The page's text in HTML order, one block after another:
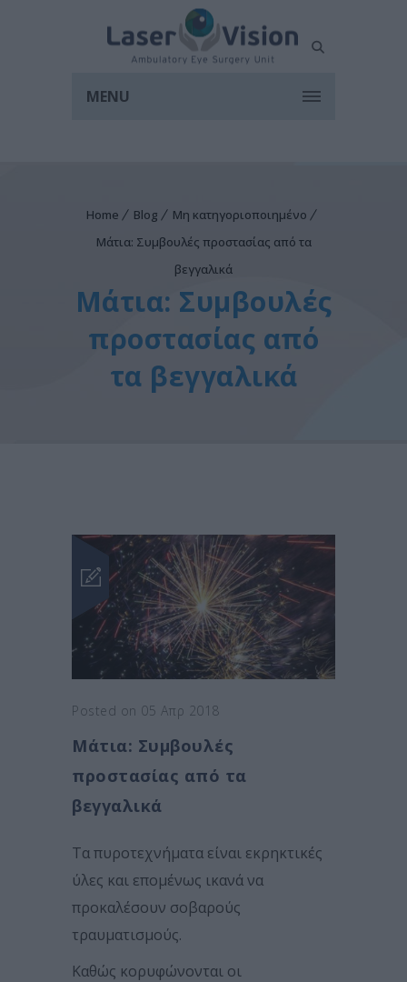
MENU
Home Blog
Μη κατηγοριοποιημένο
Μάτια: Συμβουλές προστασίας από τα
βεγγαλικά
Μάτια: Συμβουλές
προστασίας από
τα βεγγαλικά
Posted on 05 Απρ 2018
Μάτια: Συμβουλές
προστασίας από τα
βεγγαλικά
Τα πυροτεχνήματα είναι εκρηκτικές
ύλες και επομένως ικανά να
προκαλέσουν σοβαρούς
τραυματισμούς.
Καθώς κορυφώνονται οι